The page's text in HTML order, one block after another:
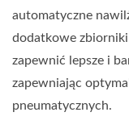
automatyczne
dodatkowe zbiorniki
zapewnić lepsze i
zapewniając
pneumatycznych.